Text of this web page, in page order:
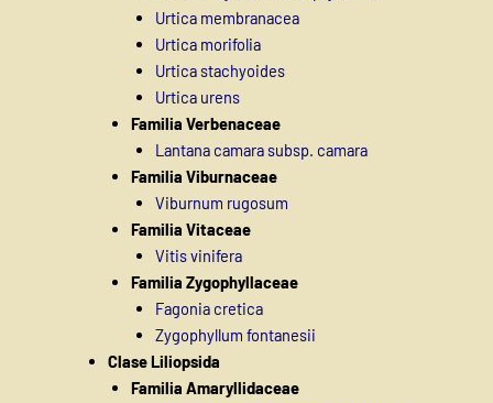
Urtica membranacea
Urtica morifolia
Urtica stachyoides
Urtica urens
Familia Verbenaceae
Lantana camara subsp. camara
Familia Viburnaceae
Viburnum rugosum
Familia Vitaceae
Vitis vinifera
Familia Zygophyllaceae
Fagonia cretica
Zygophyllum fontanesii
Clase Liliopsida
Familia Amaryllidaceae